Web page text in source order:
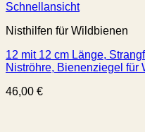
Schnellansicht
Nisthilfen für Wildbienen
12 mit 12 cm Länge,
Niströhre, Bienenziegel für
46,00 €